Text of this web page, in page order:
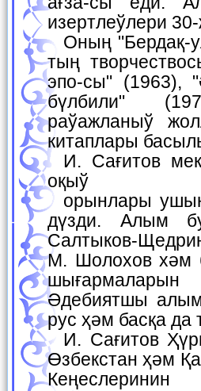
изертлеўлери
Оның "Бердақ-уллы патриот шайыр" (1943), "Бердақ-
тың
эпо-сы" (1963),
бүлбили"
раўажланыў
китаплары
И. Сағитов мектеплер, жоқары ҳәм орта арнаўлы
оқыў
орынлары ушын сабақлықлар ҳәм окыў китапларын
дүзди. Алым
Салтыков-
М. Шолохов хәм
Әдебиятшы
рус ҳәм басқа
И. Сағитов Ҳүрмет белгиси ордени ҳәм медальлар,
Өзбекстан ҳәм